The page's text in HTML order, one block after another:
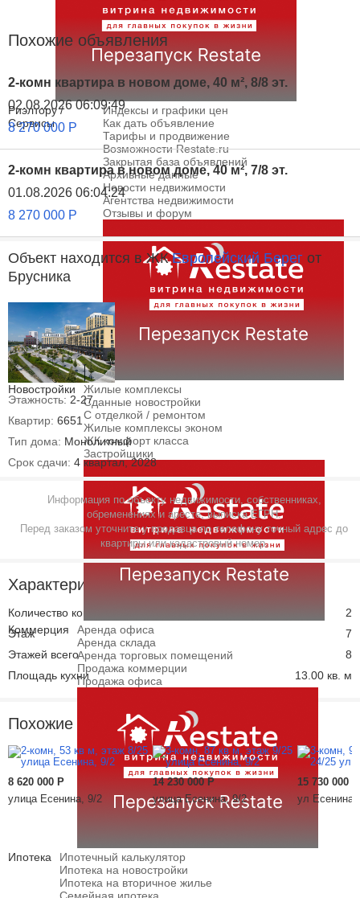
Риэлтору /
Сервисы
Индексы и графики цен
Как дать объявление
Тарифы и продвижение
Возможности Restate.ru
Закрытая база объявлений
Архивные данные
Новости недвижимости
Агентства недвижимости
Отзывы и форум
Новостройки
Жилые комплексы
Сданные новостройки
С отделкой / ремонтом
Жилые комплексы эконом
ЖК комфорт класса
Застройщики
Коммерция
Аренда офиса
Аренда склада
Аренда торговых помещений
Продажа коммерции
Продажа офиса
Ипотека
Ипотечный калькулятор
Ипотека на новостройки
Ипотека на вторичное жилье
Похожие объявления
2-комн квартира в новом доме, 40 м², 8/8 эт.
02.08.2026 06:09:49
8 270 000 Р
2-комн квартира в новом доме, 40 м², 7/8 эт.
01.08.2026 06:04:24
8 270 000 Р
Объект находится в ЖКЕвропейский Берег от
Брусника
Этажность: 2-27
Квартир: 6651
Тип дома: Монолитный
Срок сдачи: 4 квартал, 2028
Информация по объекту недвижимости, собственниках,
обременениях и аресте, выписка ЕГРН.
Перед заказом уточните у продавца по телефону точный адрес до
квартиры или кадастровый номер.
Характеристики
Количество комнат
2
Этаж
7
Этажей всего
8
Площадь кухни
13.00 кв. м
Похожие предложения
8 620 000 Р
улица Есенина, 9/2
14 230 000Р
улица Есенина, 9/2
15 730 000
ул Есенина,